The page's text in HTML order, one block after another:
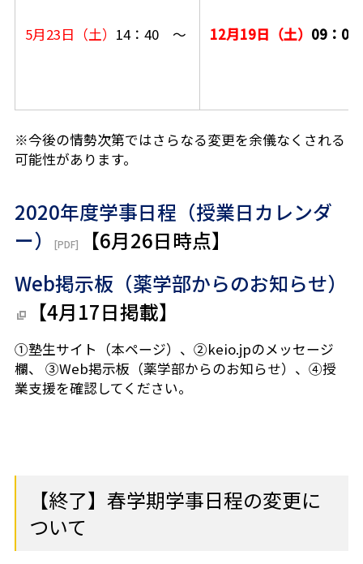
5月23日（土） 14：40 ～ 12月19日（土） 09：
※今後の情勢次第ではさらなる変更を余儀なくされる
可能性があります。
2020年度学事日程（授業日カレンダ
ー）
【6月26日時点】
Web掲示板（薬学部からのお知らせ）
【4月17日掲載】
①塾生サイト（本ページ）、②keio.jpのメッセージ
欄、 ③Web掲示板（薬学部からのお知らせ）、④授
業支援を確認してください。
【終了】春学期学事日程の変更に
ついて